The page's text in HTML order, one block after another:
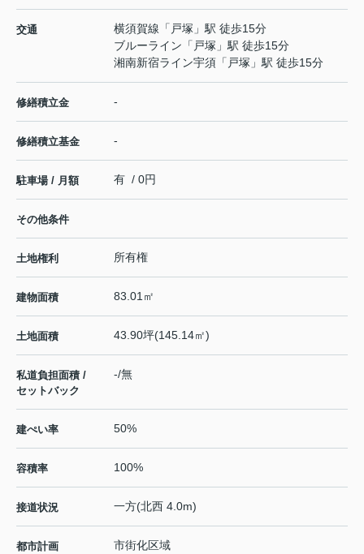
交通 横須賀線 「 戸塚 」駅 徒歩15分
ブルーライン 「 戸塚 」駅 徒歩15分
湘南新宿ライン宇須 「 戸塚 」駅 徒歩15分
修繕積立金 -
修繕積立基金 -
駐車場 / 月額 有 / 0円
その他条件
土地権利 所有権
建物面積 83.01㎡
土地面積 43.90坪(145.14㎡)
私道負担面積 /
セットバック
-/無
建ぺい率 50%
容積率 100%
接道状況 一方(北西 4.0m)
都市計画 市街化区域